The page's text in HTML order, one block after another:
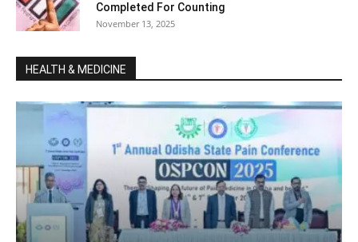
Completed For Counting
November 13, 2025
HEALTH & MEDICINE